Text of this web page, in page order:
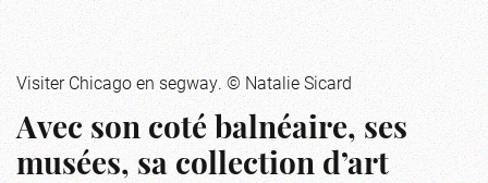
Visiter Chicago en segway. © Natalie Sicard
Avec son coté balnéaire, ses
musées, sa collection d’art